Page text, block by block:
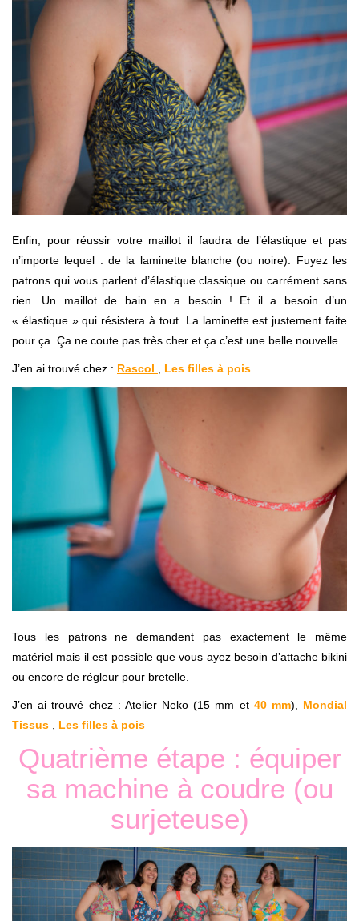
Enfin, pour réussir votre maillot il faudra de l’élastique et pas
n’importe lequel : de la laminette blanche (ou noire). Fuyez les
patrons qui vous parlent d’élastique classique ou carrément sans
rien. Un maillot de bain en a besoin ! Et il a besoin d’un
« élastique » qui résistera à tout. La laminette est justement faite
pour ça. Ça ne coute pas très cher et ça c’est une belle nouvelle.
J’en ai trouvé chez : Rascol , Les filles à pois
Tous les patrons ne demandent pas exactement le même
matériel mais il est possible que vous ayez besoin d’attache bikini
ou encore de régleur pour bretelle.
J’en ai trouvé chez : Atelier Neko (15 mm et 40 mm),
Mondial
Tissus
Les filles à pois
Quatrième étape : équiper
sa machine à coudre (ou
surjeteuse)